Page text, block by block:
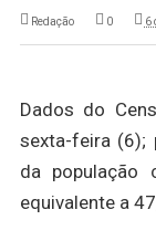
Redação 0 6
Dados do
sexta-feira (6);
da
equivalente a